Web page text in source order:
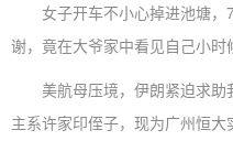
女子开车不小心掉进池塘，
谢，竟在大爷家中看见自己小时
美航母压境，伊朗紧迫求助
主系许家印侄子，现为广州恒